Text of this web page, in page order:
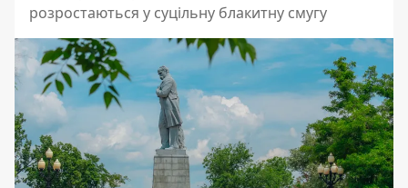
розростаються у суцільну блакитну смугу